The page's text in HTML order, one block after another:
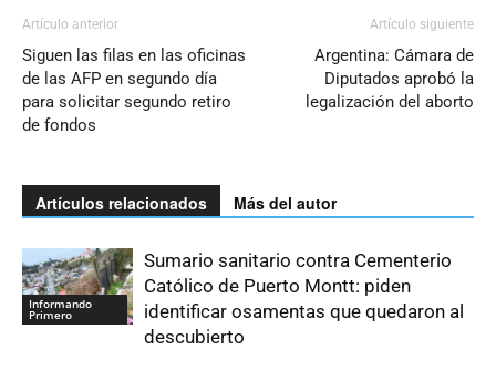
Artículo anterior
Siguen las filas en las oficinas
de las AFP en segundo día
para solicitar segundo retiro
de fondos
Artículo siguiente
Argentina: Cámara de
Diputados aprobó la
legalización del aborto
Artículos relacionados Más del autor
Informando
Primero
Sumario sanitario contra Cementerio
Católico de Puerto Montt: piden
identificar osamentas que quedaron al
descubierto